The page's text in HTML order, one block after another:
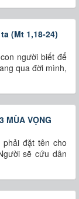
(Mt 1,18-24)
người biết để
qua đời mình,
MÙA VỌNG
đặt tên cho
sẽ cứu dân